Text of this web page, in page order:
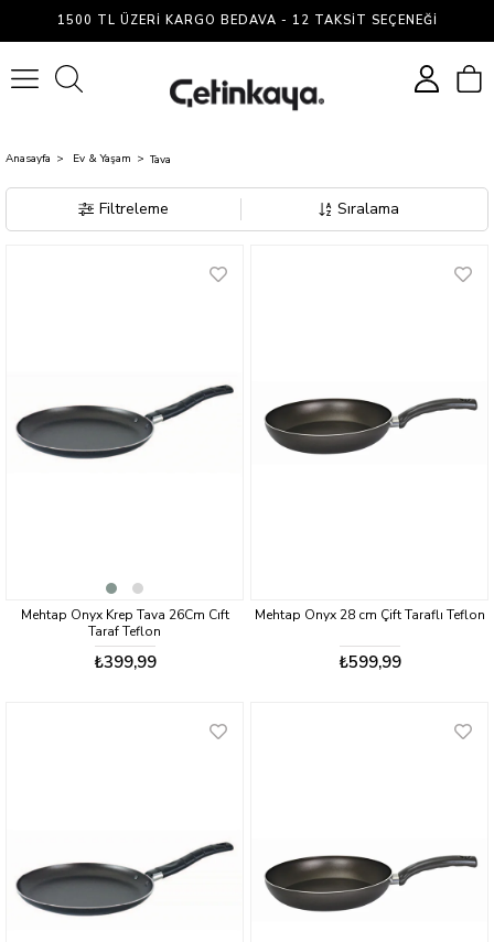
1500 TL ÜZERI KARGO BEDAVA - 12 TAKSIT SEÇENEĞI
Anasayfa Ev & Yaşam Tava
Filtreleme Sıralama
Mehtap Onyx Krep Tava 26Cm Cıft
Taraf Teflon
₺399,99
Mehtap Onyx 28 cm Çift Taraflı Teflon
₺599,99
Tava